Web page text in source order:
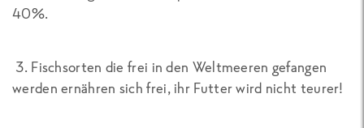
40%.
3. Fischsorten die frei in den Weltmeeren gefangen
werden ernähren sich frei, ihr Futter wird nicht teurer!